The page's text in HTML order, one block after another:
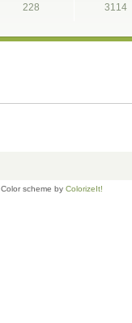
228 3114
scheme by ColorizeIt!